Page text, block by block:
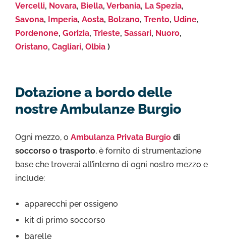
Vercelli, Novara, Biella, Verbania, La Spezia,
Savona, Imperia, Aosta, Bolzano, Trento, Udine,
Pordenone, Gorizia, Trieste, Sassari, Nuoro,
Oristano, Cagliari, Olbia )
Dotazione a bordo delle
nostre Ambulanze Burgio
Ogni mezzo, o Ambulanza Privata Burgio di
soccorso o trasporto, è fornito di strumentazione
base che troverai all’interno di ogni nostro mezzo e
include:
apparecchi per ossigeno
kit di primo soccorso
barelle